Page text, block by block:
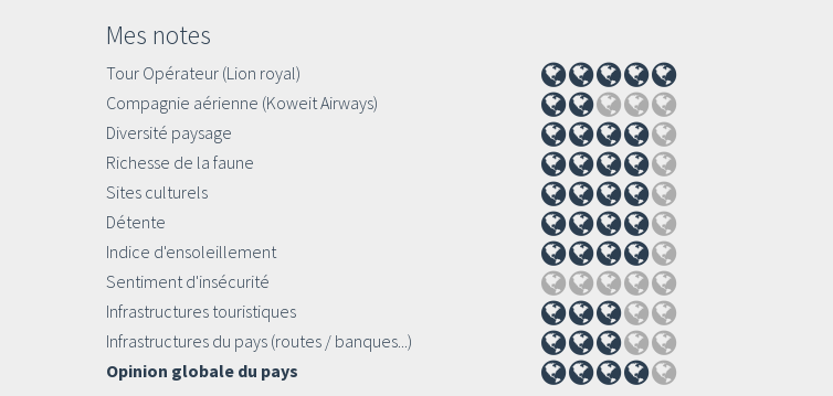
Mes notes
Tour Opérateur (Lion royal)
Compagnie aérienne (Koweit Airways)
Diversité paysage
Richesse de la faune
Sites culturels
Détente
Indice d'ensoleillement
Sentiment d'insécurité
Infrastructures touristiques
Infrastructures du pays (routes / banques...)
Opinion globale du pays